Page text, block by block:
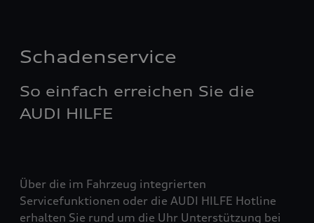
Schadenservice
So einfach erreichen Sie die
AUDI HILFE
Über die im Fahrzeug integrierten
Servicefunktionen oder die AUDI HILFE Hotline
erhalten Sie rund um die Uhr Unterstützung bei